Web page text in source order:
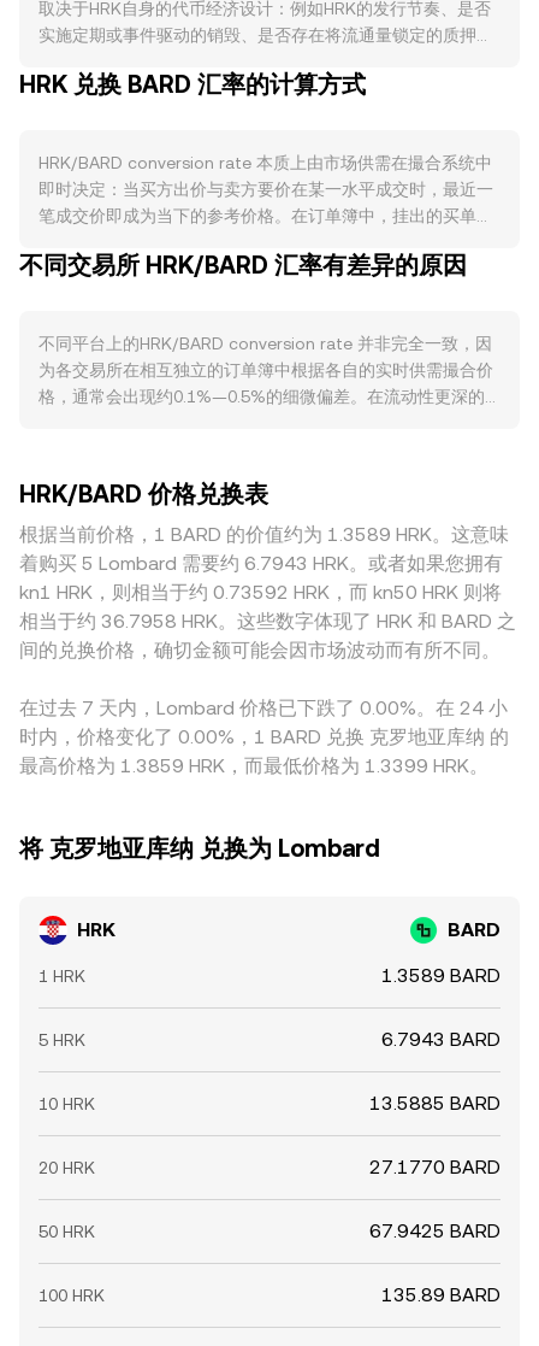
取决于HRK自身的代币经济设计：例如HRK的发行节奏、是否
实施定期或事件驱动的销毁、是否存在将流通量锁定的质押机
给，从而影响相对价格。需求端则与HRK生态的实际使用紧密
HRK的需求。宏观方面，整体加密市场的风险偏好、比特币走
势对风向的牵引、以及BARD自身的强弱都会在短期内放大波
动，促使HRK/BARD出现顺周期或逆周期的变动。与合规相关
智能合约审计与升级、以及重要司法辖区对其交易与托管的监
定价、以及链上或场内“巨鲸”地址的大额调仓与跨平台转移，
都会在短周期内为HRK/BARD conversion rate 带来额外波
动。
HRK 兑换 BARD 汇率的计算方式
HRK/BARD conversion rate 本质上由市场供需在撮合系统中
即时决定：当买方出价与卖方要价在某一水平成交时，最近一
笔成交价即成为当下的参考价格。在订单簿中，挂出的买单构
价与最优卖价的均值可视为“中间价”，常被用作参考。在多平
Volume_i，即成交量越大的平台对综合价格影响越大。进行换
算时，简单的算术关系为：BARD Value = HRK Amount ×
rate，或 HRK Amount = BARD Value / rate，其中的 rate 指
定乘积模型 x × y = k，其中x、y分别代表池中HRK与BARD储
备量，价格可近似表示为 y/x；当有人用BARD换入HRK或相
反，池中储备发生变化，曲线自动给出新的边际价格，与订单
簿形成互补的价格发现机制。
不同交易所 HRK/BARD 汇率有差异的原因
不同平台上的HRK/BARD conversion rate 并非完全一致，因
为各交易所在相互独立的订单簿中根据各自的实时供需撮合价
格，通常会出现约0.1%—0.5%的细微偏差。在流动性更深的
能带来溢价或折价，例如某些司法辖区对HRK的合规接入、托
管与入金渠道的限制，会影响本地可获得的流动性与报价。此
外，许多平台的基础报价路径会先经过USDT，再折算为
HRK/BARD，这意味着USDT相对法币的轻微溢折价或资金利
差，会通过定价链条传导到最终的HRK/BARD报价。跨平台套
利对价格有稳定作用：当某处价格偏高或偏低时，套利者买低
卖高以收敛差价，但受限于转账确认时间、费用、风控限额与
HRK/BARD 价格兑换表
根据当前价格，1 BARD 的价值约为 1.3589 HRK。这意味
着购买 5 Lombard 需要约 6.7943 HRK。或者如果您拥有
kn1 HRK，则相当于约 0.73592 HRK，而 kn50 HRK 则将
相当于约 36.7958 HRK。这些数字体现了 HRK 和 BARD 之
间的兑换价格，确切金额可能会因市场波动而有所不同。
在过去 7 天内，Lombard 价格已下跌了 0.00%。在 24 小
时内，价格变化了 0.00%，1 BARD 兑换 克罗地亚库纳 的
最高价格为 1.3859 HRK，而最低价格为 1.3399 HRK。
将 克罗地亚库纳 兑换为 Lombard
HRK BARD
1 HRK 1.3589 BARD
5 HRK 6.7943 BARD
10 HRK 13.5885 BARD
20 HRK 27.1770 BARD
50 HRK 67.9425 BARD
100 HRK 135.89 BARD